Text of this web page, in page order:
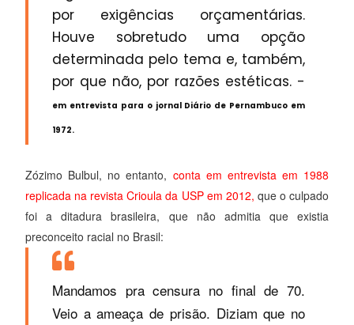
por exigências orçamentárias.
Houve sobretudo uma opção
determinada pelo tema e, também,
por que não, por razões estéticas. -
em entrevista para o jornal Diário de Pernambuco em
1972.
Zózimo Bulbul, no entanto, conta em entrevista em 1988
replicada na revista Crioula da USP em 2012, que o culpado
foi a ditadura brasileira, que não admitia que existia
preconceito racial no Brasil:
Mandamos pra censura no final de 70.
Veio a ameaça de prisão. Diziam que no